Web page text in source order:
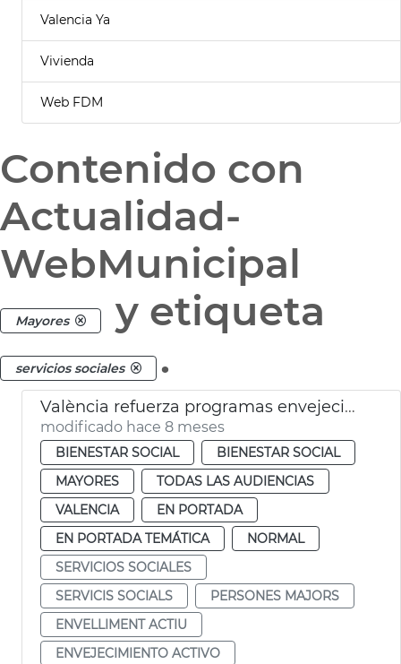
Valencia Ya
Vivienda
Web FDM
Contenido con
Actualidad-
WebMunicipal
Mayores y etiqueta
servicios sociales .
València refuerza programas envejecimiento activo
modificado hace 8 meses
BIENESTAR SOCIAL
BIENESTAR SOCIAL
MAYORES
TODAS LAS AUDIENCIAS
VALENCIA
EN PORTADA
EN PORTADA TEMÁTICA
NORMAL
SERVICIOS SOCIALES
SERVICIS SOCIALS
PERSONES MAJORS
ENVELLIMENT ACTIU
ENVEJECIMIENTO ACTIVO